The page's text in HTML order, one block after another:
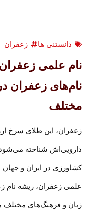
دانستنی ها زعفران
نام علمی
نام‌های زعفران
مختلف
زعفران، این طلای سرخ
دارویی‌اش شناخته
کشاورزی در ایران و
علمی زعفران، ریشه نام
زبان و فرهنگ‌های مختلف